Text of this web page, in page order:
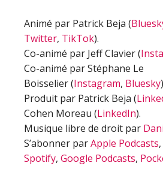
Animé par Patrick Beja (
Twitter, TikTok).
Co-animé par Jeff Clavier (
Co-animé par Stéphane Le
Boisselier (Instagram, Bluesky
Produit par Patrick Beja (
Cohen Moreau (LinkedIn).
Musique libre de droit par
S’abonner parApple Podcasts,
Spotify, Google Podcasts,